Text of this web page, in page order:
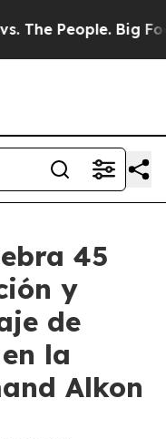
People. Big
45
y
de
la
Alkon